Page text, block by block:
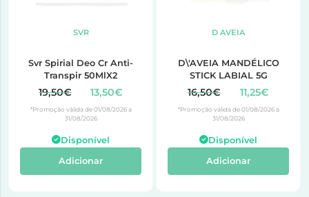
SVR
Svr Spirial Deo Cr Anti-
Transpir 50MlX2
19,50€ 13,50€
*Promoção válida de 01/08/2026 a
31/08/2026
Disponível
Adicionar
D AVEIA
D\'AVEIA MANDÉLICO
STICK LABIAL 5G
16,50€ 11,25€
*Promoção válida de 01/08/2026 a
31/08/2026
Disponível
Adicionar